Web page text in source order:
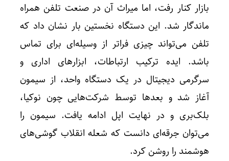
بازار کنار رفت، اما میراث آن در صنعت تلفن همراه
ماندگار شد. این دستگاه نخستین بار نشان داد که
تلفن می‌تواند چیزی فراتر از وسیله‌ای برای تماس
باشد. ایده ترکیب ارتباطات، ابزارهای اداری و
سرگرمی دیجیتال در یک دستگاه واحد، از سیمون
آغاز شد و بعدها توسط شرکت‌هایی چون نوکیا،
بلک‌بری و در نهایت اپل ادامه یافت. سیمون را
می‌توان جرقه‌ای دانست که شعله انقلاب گوشی‌های
هوشمند را روشن کرد.